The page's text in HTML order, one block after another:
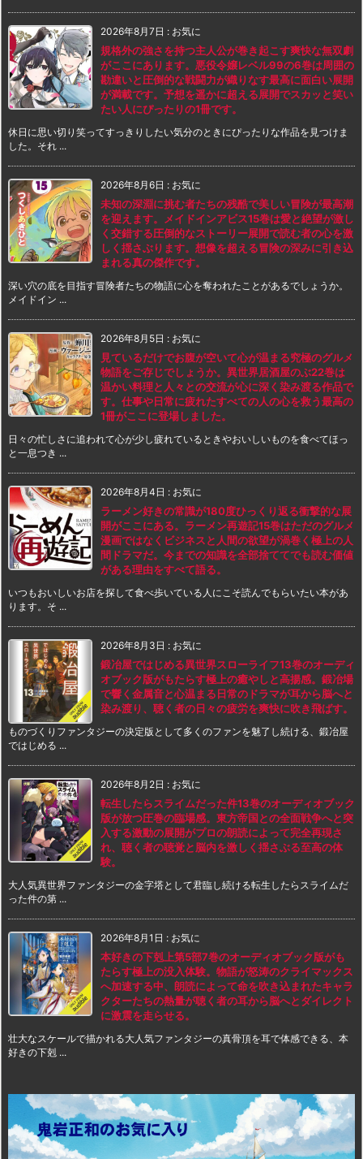
2026年8月7日 : お気に
規格外の強さを持つ主人公が巻き起こす爽快な無双劇
がここにあります。悪役令嬢レベル99の6巻は周囲の
勘違いと圧倒的な戦闘力が織りなす最高に面白い展開
が満載です。予想を遥かに超える展開でスカッと笑い
たい人にぴったりの1冊です。
休日に思い切り笑ってすっきりしたい気分のときにぴったりな作品を見つけま
した。それ ...
2026年8月6日 : お気に
未知の深淵に挑む者たちの残酷で美しい冒険が最高潮
を迎えます。メイドインアビス15巻は愛と絶望が激し
く交錯する圧倒的なストーリー展開で読む者の心を激
しく揺さぶります。想像を超える冒険の深みに引き込
まれる真の傑作です。
深い穴の底を目指す冒険者たちの物語に心を奪われたことがあるでしょうか。
メイドイン ...
2026年8月5日 : お気に
見ているだけでお腹が空いて心が温まる究極のグルメ
物語をご存じでしょうか。異世界居酒屋のぶ22巻は
温かい料理と人々との交流が心に深く染み渡る作品で
す。仕事や日常に疲れたすべての人の心を救う最高の
1冊がここに登場しました。
日々の忙しさに追われて心が少し疲れているときやおいしいものを食べてほっ
と一息つき ...
2026年8月4日 : お気に
ラーメン好きの常識が180度ひっくり返る衝撃的な展
開がここにある。ラーメン再遊記15巻はただのグルメ
漫画ではなくビジネスと人間の欲望が渦巻く極上の人
間ドラマだ。今までの知識を全部捨ててでも読む価値
がある理由をすべて語る。
いつもおいしいお店を探して食べ歩いている人にこそ読んでもらいたい本があ
ります。そ ...
2026年8月3日 : お気に
鍛冶屋ではじめる異世界スローライフ13巻のオーディ
オブック版がもたらす極上の癒やしと高揚感。鍛冶場
で響く金属音と心温まる日常のドラマが耳から脳へと
染み渡り、聴く者の日々の疲労を爽快に吹き飛ばす。
ものづくりファンタジーの決定版として多くのファンを魅了し続ける、鍛冶屋
ではじめる ...
2026年8月2日 : お気に
転生したらスライムだった件13巻のオーディオブック
版が放つ圧巻の臨場感。東方帝国との全面戦争へと突
入する激動の展開がプロの朗読によって完全再現さ
れ、聴く者の聴覚と脳内を激しく揺さぶる至高の体
験。
大人気異世界ファンタジーの金字塔として君臨し続ける転生したらスライムだ
った件の第 ...
2026年8月1日 : お気に
本好きの下剋上第5部7巻のオーディオブック版がも
たらす極上の没入体験。物語が怒涛のクライマックス
へ加速する中、朗読によって命を吹き込まれたキャラ
クターたちの熱量が聴く者の耳から脳へとダイレクト
に激震を走らせる。
壮大なスケールで描かれる大人気ファンタジーの真骨頂を耳で体感できる、本
好きの下剋 ...